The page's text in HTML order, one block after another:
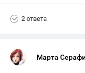
2 ответа
Марта